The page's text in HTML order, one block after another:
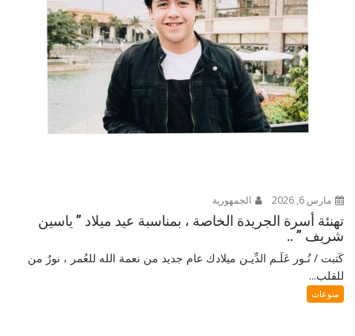
مارس 6, 2026 الجمهورية
تهنئة أسرة الجريدة الخاصة ، بمناسبة عيد ميلاد ” ياسين
شريف ” ..
كَتبت / نُـور عَلَـم الدِّيـن ميلادك عام جديد من نعمة الله للعُمر ، نورٌ من
للقلب...
منوعات